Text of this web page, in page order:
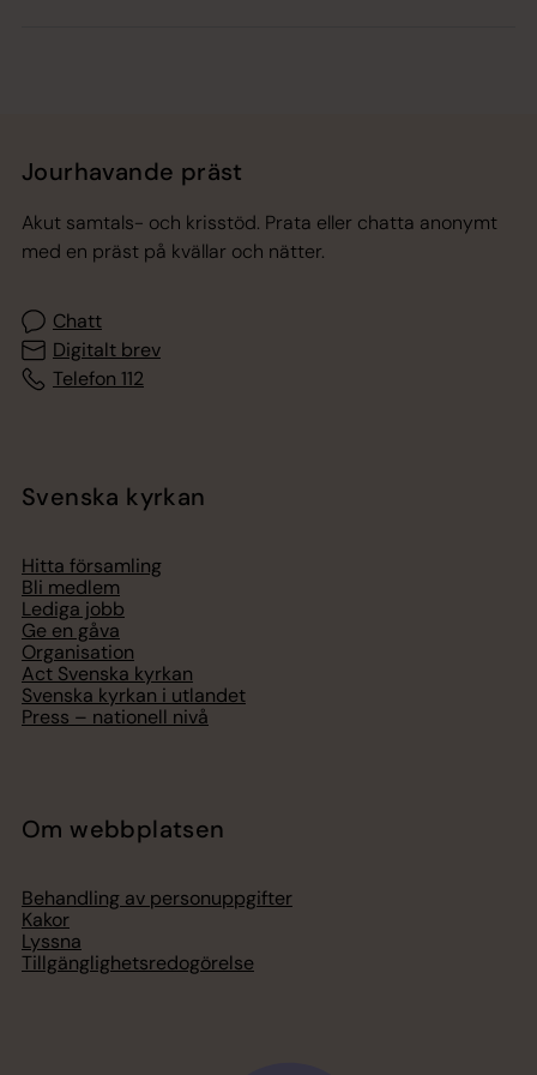
Jourhavande präst
Akut samtals- och krisstöd. Prata eller chatta anonymt
med en präst på kvällar och nätter.
Chatt
Digitalt brev
Telefon 112
Svenska kyrkan
Hitta församling
Bli medlem
Lediga jobb
Ge en gåva
Organisation
Act Svenska kyrkan
Svenska kyrkan i utlandet
Press – nationell nivå
Om webbplatsen
Behandling av personuppgifter
Kakor
Lyssna
Tillgänglighetsredogörelse